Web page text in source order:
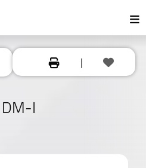
|
DM-I